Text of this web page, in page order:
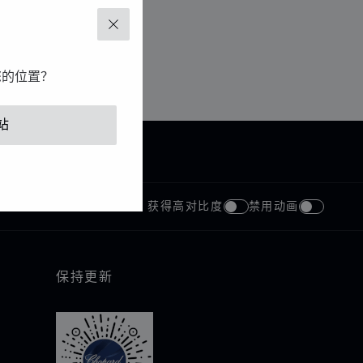
关闭
位置？
获得高对比度 禁用动画
保持更新